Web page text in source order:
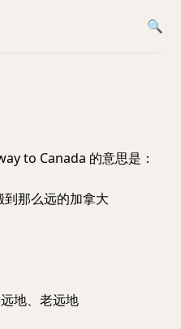
to Canada 的意思是：
那么远的加拿大
地、老远地